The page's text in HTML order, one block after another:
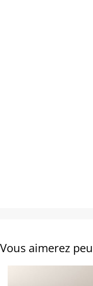
Vous aimerez